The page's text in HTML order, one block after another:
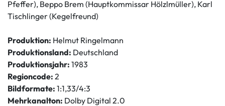
Pfeffer), Beppo Brem (Hauptkommissar Hölzlmüller), Karl
Tischlinger (Kegelfreund)
Produktion: Helmut Ringelmann
Produktionsland: Deutschland
Produktionsjahr: 1983
Regioncode: 2
Bildformate: 1:1,33/4:3
Mehrkanalton: Dolby Digital 2.0